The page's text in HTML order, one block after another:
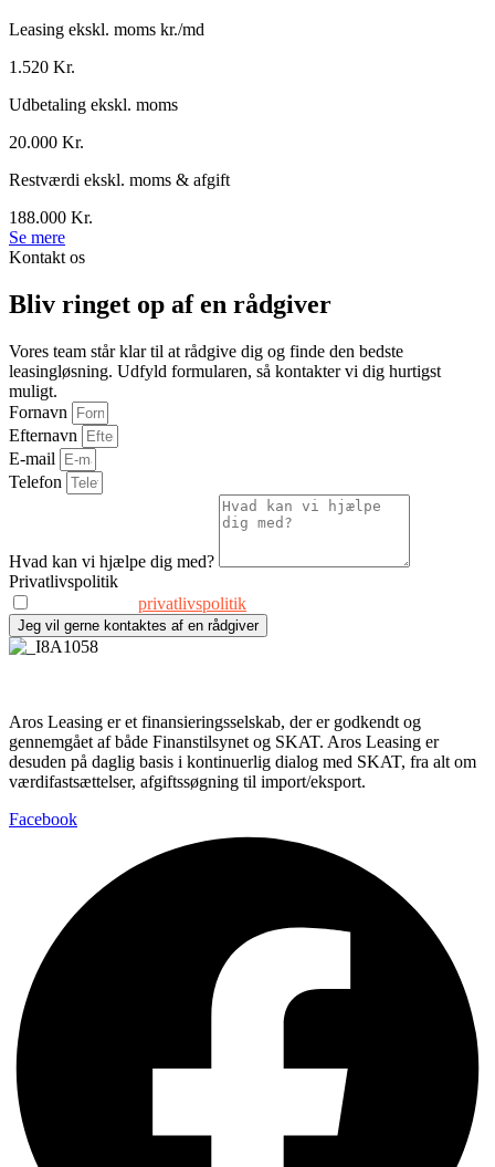
Leasing ekskl. moms kr./md
1.520 Kr.
Udbetaling ekskl. moms
20.000 Kr.
Restværdi ekskl. moms & afgift
188.000 Kr.
Se mere
Kontakt os
Bliv ringet op af en rådgiver
Vores team står klar til at rådgive dig og finde den bedste
leasingløsning. Udfyld formularen, så kontakter vi dig hurtigst
muligt.
Fornavn
Efternavn
E-mail
Telefon
Hvad kan vi hjælpe dig med?
Privatlivspolitik
privatlivspolitik
Jeg vil gerne kontaktes af en rådgiver
Aros Leasing er et finansieringsselskab, der er godkendt og
gennemgået af både Finanstilsynet og SKAT. Aros Leasing er
desuden på daglig basis i kontinuerlig dialog med SKAT, fra alt om
værdifastsættelser, afgiftssøgning til import/eksport.
Facebook